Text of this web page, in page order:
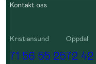
Kontakt oss
Kristiansund
71 56 55 25
Oppdal
72